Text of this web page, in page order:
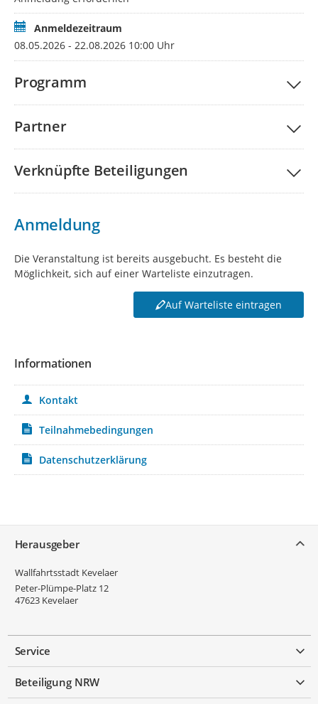
Anmeldezeitraum
08.05.2026 - 22.08.2026 10:00 Uhr
Programm
Partner
Verknüpfte Beteiligungen
Anmeldung
Die Veranstaltung ist bereits ausgebucht. Es besteht die
Möglichkeit, sich auf einer Warteliste einzutragen.
Auf Warteliste eintragen
Informationen
Kontakt
Teilnahmebedingungen
Datenschutzerklärung
Herausgeber
Wallfahrtsstadt Kevelaer
Peter-Plümpe-Platz 12
47623 Kevelaer
Service
Beteiligung NRW